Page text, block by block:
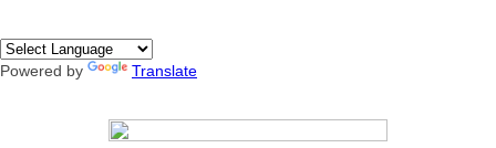
Powered by Translate